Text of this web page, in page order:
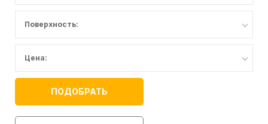
Поверхность:
Цена:
ПОДОБРАТЬ